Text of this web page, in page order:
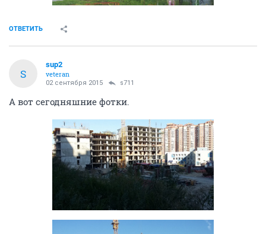
ОТВЕТИТЬ
S
sup2
veteran
02 сентября 2015 s711
А вот сегодняшние фотки.